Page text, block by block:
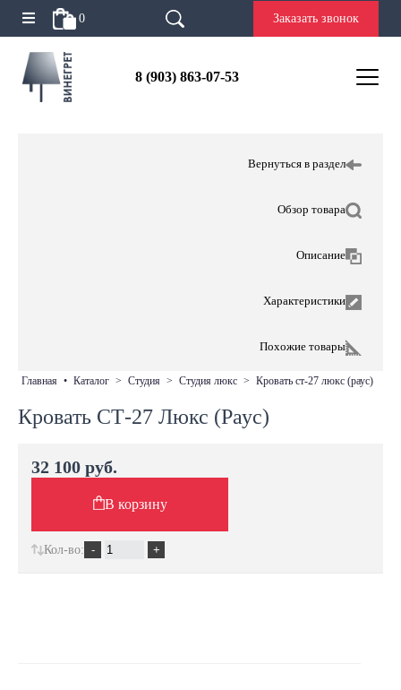
0 Заказать звонок
8 (903) 863-07-53
Вернуться в раздел
Обзор товара
Описание
Характеристики
Похожие товары
главная • каталог > студия > студия люкс > кровать ст-27 люкс (раус)
Кровать СТ-27 Люкс (Раус)
32 100 руб.
В корзину
Кол-во: